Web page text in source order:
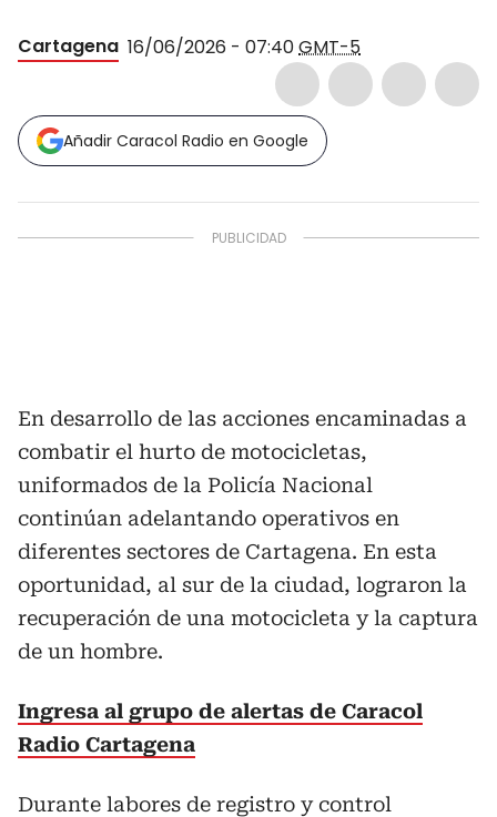
Cartagena 16/06/2026 - 07:40GMT-5
Añadir Caracol Radio en Google
En desarrollo de las acciones encaminadas a
combatir el hurto de motocicletas,
uniformados de la Policía Nacional
continúan adelantando operativos en
diferentes sectores de Cartagena. En esta
oportunidad, al sur de la ciudad, lograron la
recuperación de una motocicleta y la captura
de un hombre.
Ingresa al grupo de alertas de Caracol
Radio Cartagena
Durante labores de registro y control